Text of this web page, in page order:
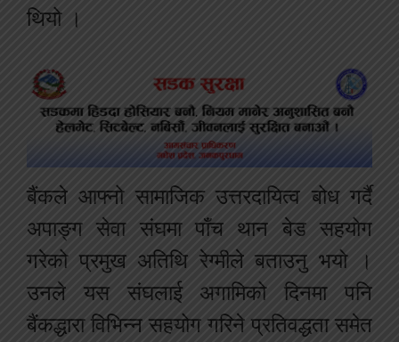
थियो ।
बैंकले आफ्नो सामाजिक उत्तरदायित्व बोध गर्दै
अपाङ्ग सेवा संघमा पाँच थान बेड सहयोग
गरेको प्रमुख अतिथि रेग्मीले बताउनु भयो ।
उनले यस संघलाई अगामिको दिनमा पनि
बैंकद्धारा विभिन्न सहयोग गरिने प्रतिवद्धता समेत